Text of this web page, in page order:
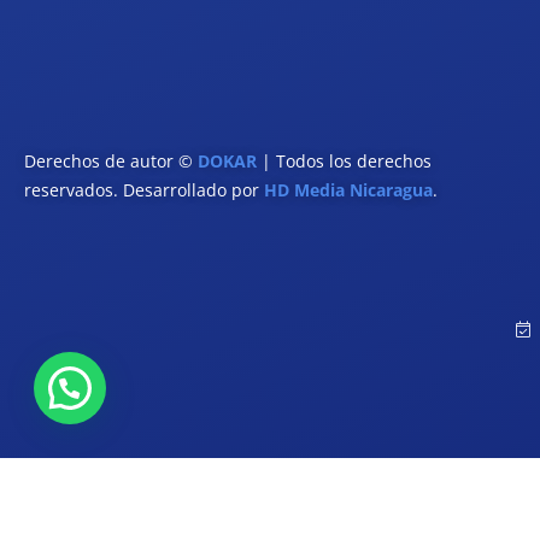
Derechos de autor © DOKAR | Todos los derechos
reservados. Desarrollado por HD Media Nicaragua.